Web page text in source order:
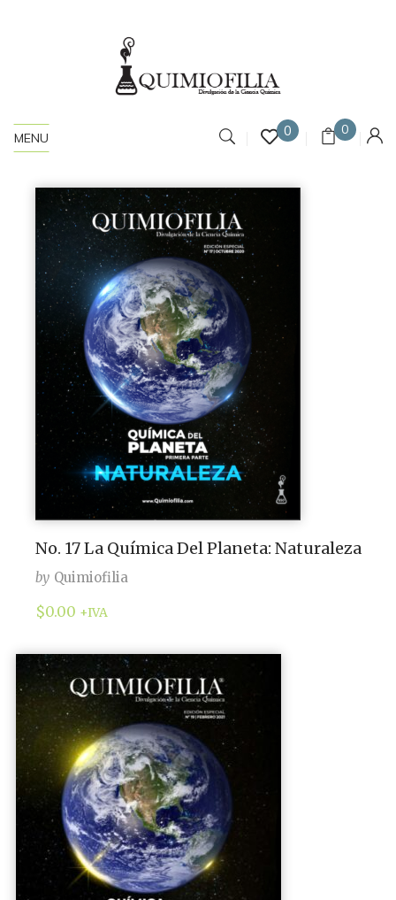
MENU 0 0
No. 17 La Química Del Planeta: Naturaleza
by Quimiofilia
$0.00 +IVA